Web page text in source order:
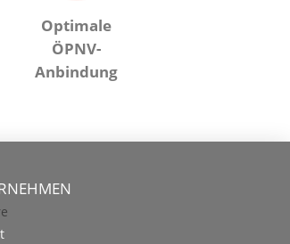
Optimale
ÖPNV-
Anbindung